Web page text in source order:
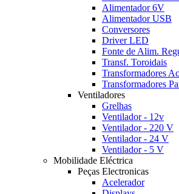
Alimentador 6V
Alimentador USB
Conversores
Driver LED
Fonte de Alim.
Transf. Toroidais
Transformadores Ac
Transformadores
Ventiladores
Grelhas
Ventilador - 12v
Ventilador - 220 V
Ventilador - 24 V
Ventilador - 5 V
Mobilidade Eléctrica
Peças Electronicas
Acelerador